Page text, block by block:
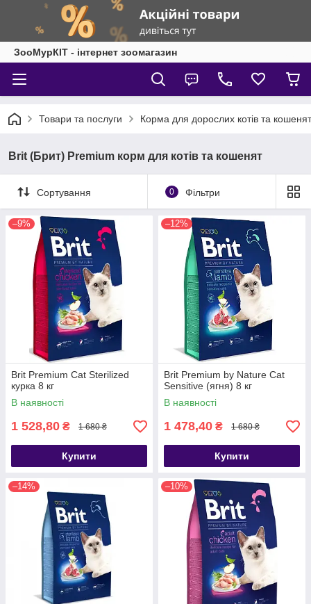
ЗооМурКІТ - інтернет зоомагазин
Товари та послуги Корма для дорослих котів та кошенят
Brit (Брит) Premium корм для котів та кошенят
Сортування 0 Фільтри
–9%
Brit Premium Cat Sterilized
курка 8 кг
В наявності
1 528,80 ₴ 1 680 ₴
Купити
–12%
Brit Premium by Nature Cat
Sensitive (ягня) 8 кг
В наявності
1 478,40 ₴ 1 680 ₴
Купити
–14% –10%